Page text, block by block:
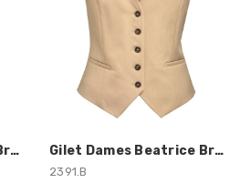
Gilet Dames Beatrice Brook Taverner Gilet Dames Beatrice Brook Taverner
2391.B